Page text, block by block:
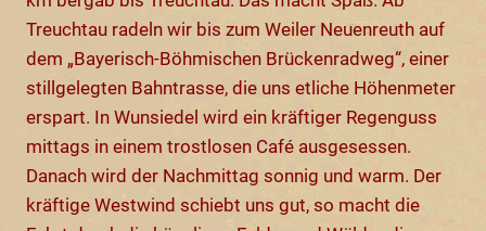
Treuchtau radeln wir bis zum Weiler Neuenreuth auf
dem „Bayerisch-Böhmischen Brückenradweg“, einer
stillgelegten Bahntrasse, die uns etliche Höhenmeter
erspart. In Wunsiedel wird ein kräftiger Regenguss
mittags in einem trostlosen Café ausgesessen.
Danach wird der Nachmittag sonnig und warm. Der
kräftige Westwind schiebt uns gut, so macht die